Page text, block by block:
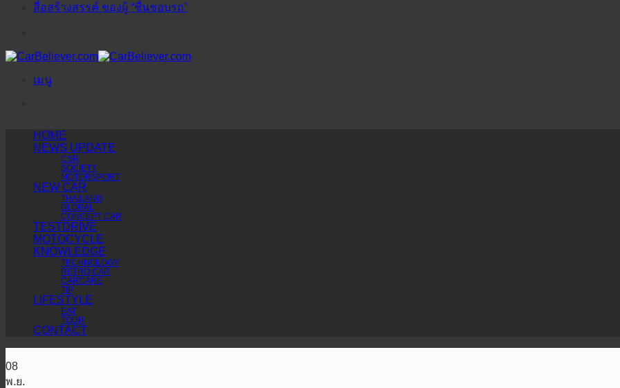
สื่อสร้างสรรค์ ของผู้ “ชื่นชอบรถ”
เมนู
HOME
NEWS UPDATE
CSR
SOCIETY
MOTORSPORT
NEW CAR
THAILAND
GLOBAL
CONCEPT CAR
TESTDRIVE
MOTOCYCLE
KNOWLEDGE
TECHNOLOGY
RETRO CAR
CARCARE
TIP
LIFESTYLE
EAT
TOUR
CONTACT
08
พ.ย.